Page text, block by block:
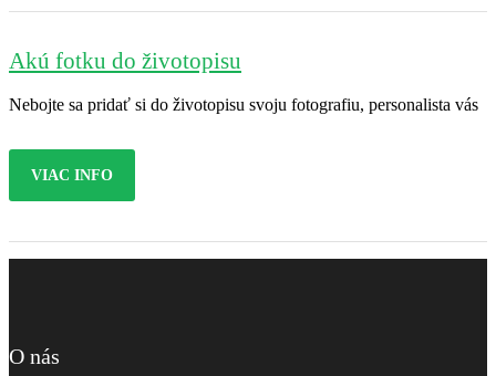
Akú fotku do životopisu
Nebojte sa pridať si do životopisu svoju fotografiu, personalista vás
VIAC INFO
O nás